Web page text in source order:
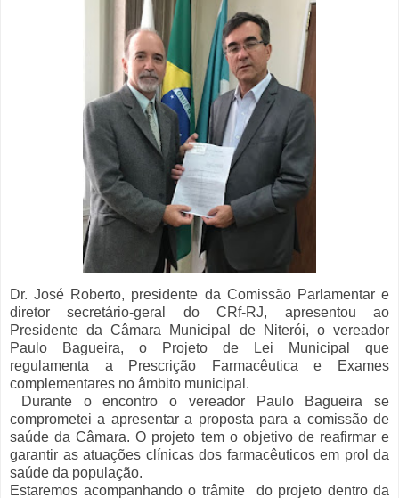
Dr. José Roberto, presidente da Comissão Parlamentar e
diretor secretário-geral do CRf-RJ, apresentou ao
Presidente da Câmara Municipal de Niterói, o vereador
Paulo Bagueira, o Projeto de Lei Municipal que
regulamenta a Prescrição Farmacêutica e Exames
complementares no âmbito municipal.
Durante o encontro o vereador Paulo Bagueira se
comprometei a apresentar a proposta para a comissão de
saúde da Câmara. O projeto tem o objetivo de reafirmar e
garantir as atuações clínicas dos farmacêuticos em prol da
saúde da população.
Estaremos acompanhando o trâmite do projeto dentro da